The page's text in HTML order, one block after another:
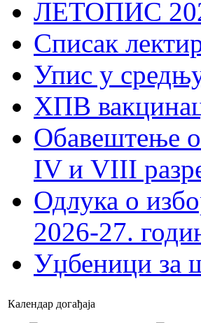
ЛЕТОПИС
Списак
Упис у
ХПВ
Обавештење о
IV и VIII
Одлука о
2026-27.
Уџбеници за
Календар догађаја